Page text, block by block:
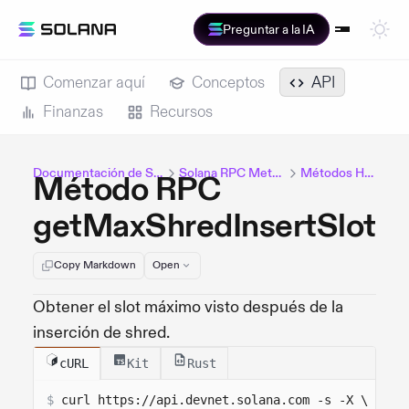
Preguntar a la IA
Comenzar aquí Conceptos
API
Finanzas
Recursos
Documentación de Solana Solana RPC Methods Métodos HTTP
Método RPC
getMaxShredInsertSlot
Copy Markdown Open
Obtener el slot máximo visto después de la
inserción de shred.
cURL Kit Rust
$ curl https://api.devnet.solana.com -s -X \